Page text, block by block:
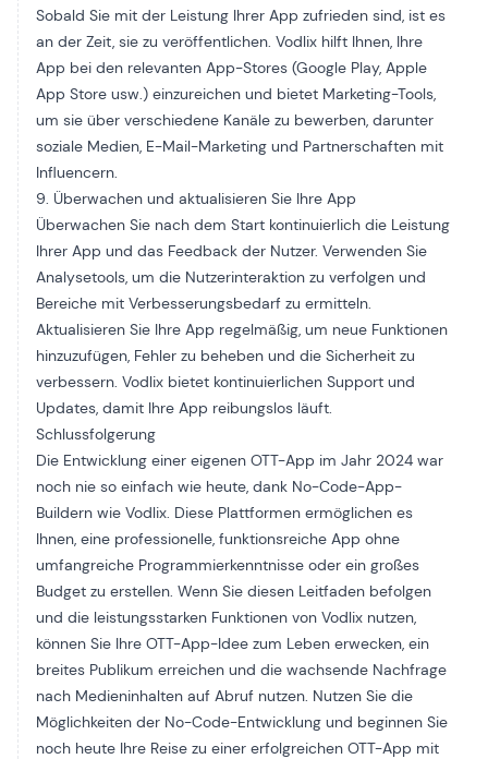
Sobald Sie mit der Leistung Ihrer App zufrieden sind, ist es
an der Zeit, sie zu veröffentlichen. Vodlix hilft Ihnen, Ihre
App bei den relevanten App-Stores (Google Play, Apple
App Store usw.) einzureichen und bietet Marketing-Tools,
um sie über verschiedene Kanäle zu bewerben, darunter
soziale Medien, E-Mail-Marketing und Partnerschaften mit
Influencern.
9. Überwachen und aktualisieren Sie Ihre App
Überwachen Sie nach dem Start kontinuierlich die Leistung
Ihrer App und das Feedback der Nutzer. Verwenden Sie
Analysetools, um die Nutzerinteraktion zu verfolgen und
Bereiche mit Verbesserungsbedarf zu ermitteln.
Aktualisieren Sie Ihre App regelmäßig, um neue Funktionen
hinzuzufügen, Fehler zu beheben und die Sicherheit zu
verbessern. Vodlix bietet kontinuierlichen Support und
Updates, damit Ihre App reibungslos läuft.
Schlussfolgerung
Die Entwicklung einer eigenen OTT-App im Jahr 2024 war
noch nie so einfach wie heute, dank No-Code-App-
Buildern wie Vodlix. Diese Plattformen ermöglichen es
Ihnen, eine professionelle, funktionsreiche App ohne
umfangreiche Programmierkenntnisse oder ein großes
Budget zu erstellen. Wenn Sie diesen Leitfaden befolgen
und die leistungsstarken Funktionen von Vodlix nutzen,
können Sie Ihre OTT-App-Idee zum Leben erwecken, ein
breites Publikum erreichen und die wachsende Nachfrage
nach Medieninhalten auf Abruf nutzen. Nutzen Sie die
Möglichkeiten der No-Code-Entwicklung und beginnen Sie
noch heute Ihre Reise zu einer erfolgreichen OTT-App mit